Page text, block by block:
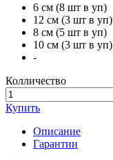
6 см (8 шт в уп)
12 см (3 шт в уп)
8 см (5 шт в уп)
10 см (3 шт в уп)
-
Колличество
Купить
Описание
Гарантии